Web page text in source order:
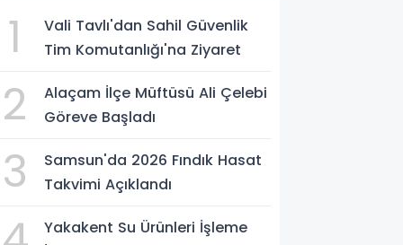
1
Vali Tavlı'dan Sahil Güvenlik
Tim Komutanlığı'na Ziyaret
2
Alaçam İlçe Müftüsü Ali Çelebi
Göreve Başladı
3
Samsun'da 2026 Fındık Hasat
Takvimi Açıklandı
Yakakent Su Ürünleri İşleme